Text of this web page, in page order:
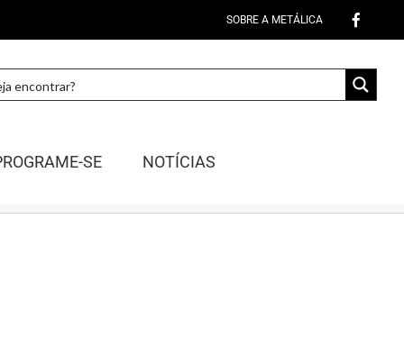
SOBRE A METÁLICA
SE NOTÍCIAS